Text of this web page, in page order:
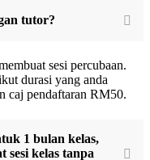
tutor?
sesi percubaan.
durasi yang anda
caj pendaftaran RM50.
1 bulan kelas,
kelas tanpa